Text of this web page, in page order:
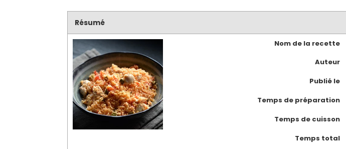
Résumé
Nom de la recette
Auteur
Publié le
Temps de préparation
Temps de cuisson
Temps total